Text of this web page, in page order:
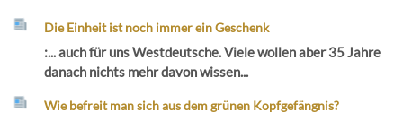
Die Einheit ist noch immer ein Geschenk
:... auch für uns Westdeutsche. Viele wollen aber 35 Jahre
danach nichts mehr davon wissen...
Wie befreit man sich aus dem grünen Kopfgefängnis?